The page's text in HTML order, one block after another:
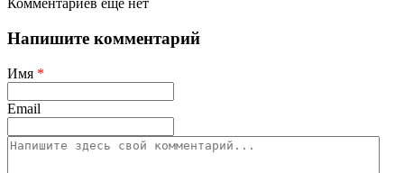
Комментариев ещё нет
Напишите комментарий
Имя *
Email